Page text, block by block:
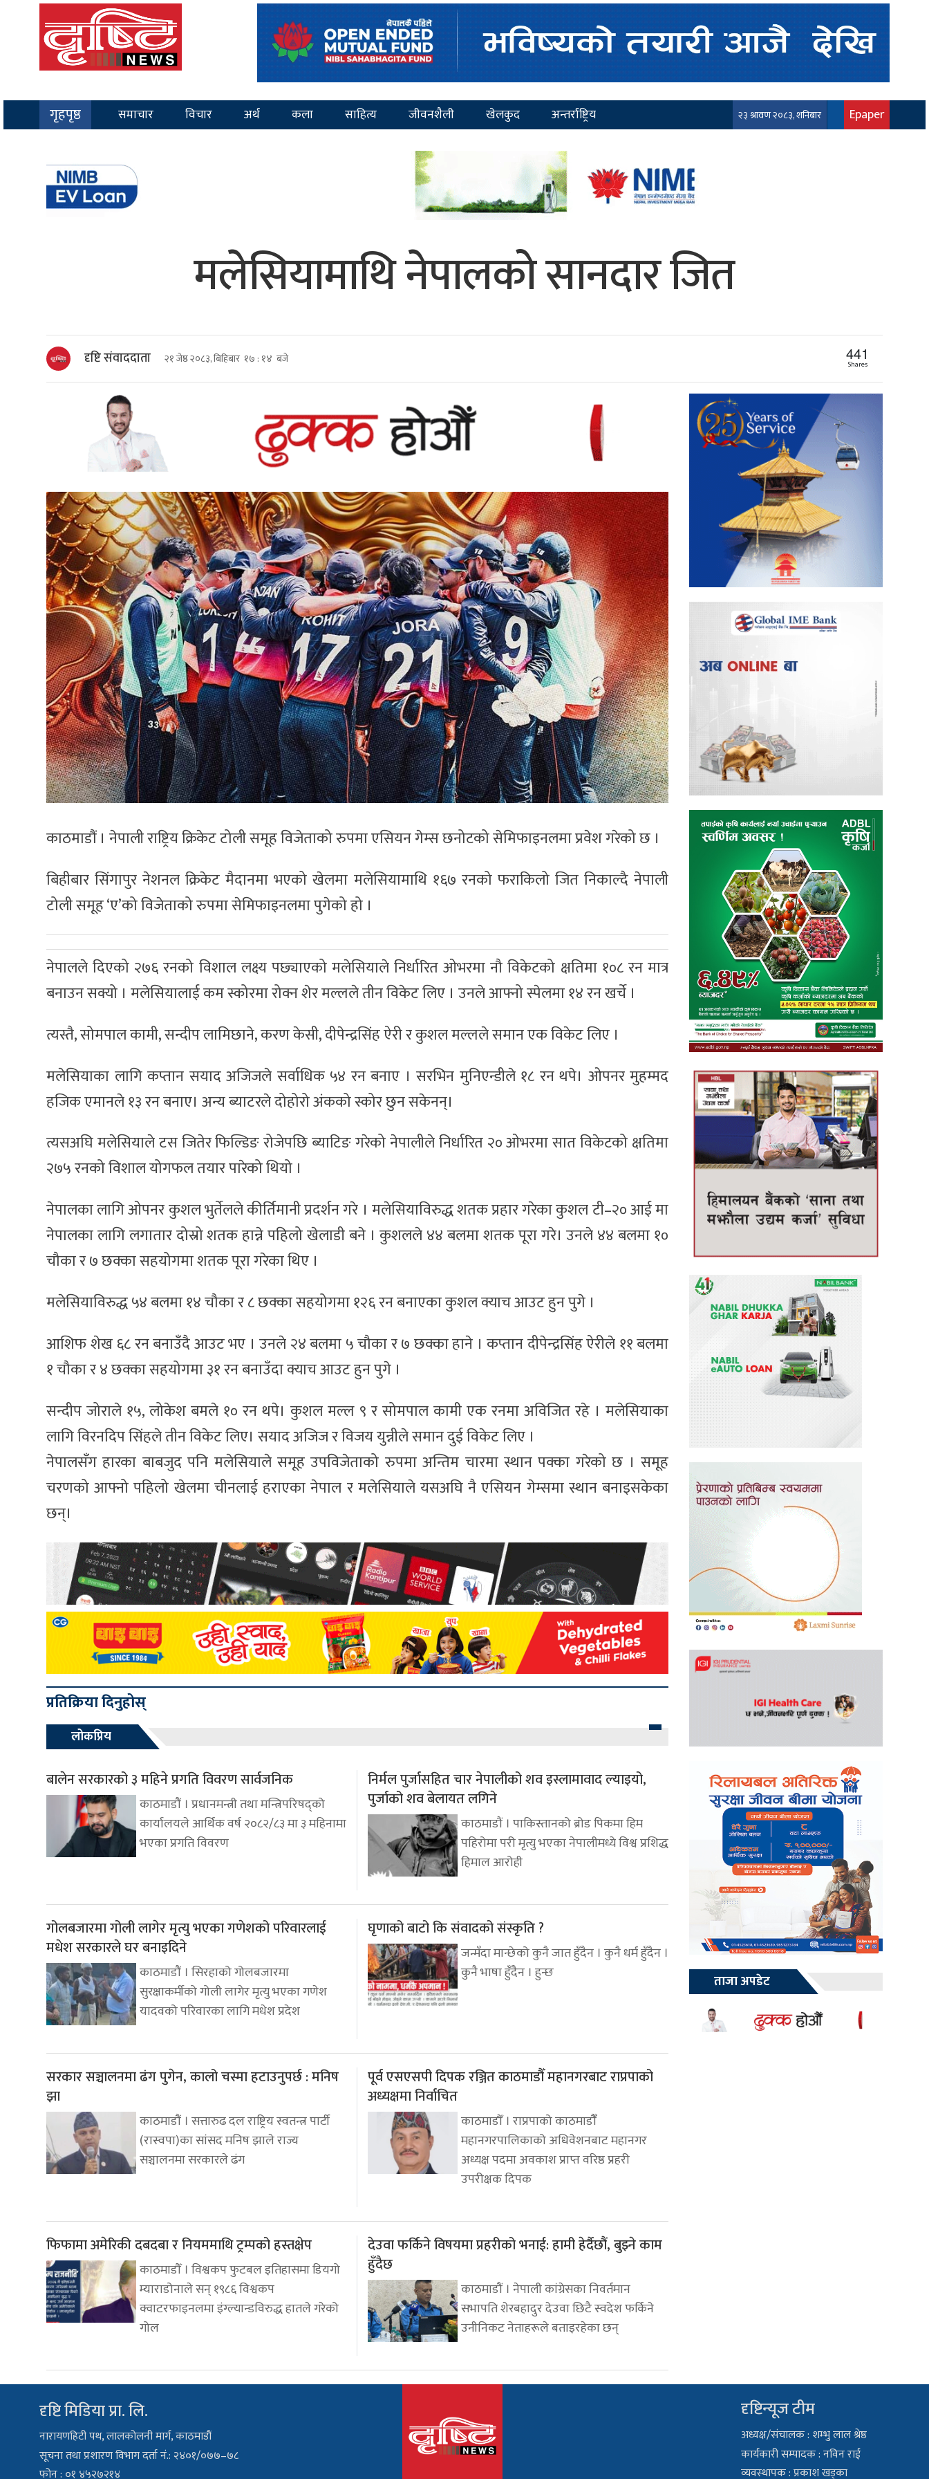
गृहपृष्ठ समाचार विचार अर्थ कला साहित्य जीवनशैली खेलकुद अन्तर्राष्ट्रिय २३ श्रावण २०८३, शनिबार Epaper
मलेसियामाथि नेपालको सानदार जित
दृष्टि संवाददाता २१ जेष्ठ २०८३, बिहिबार १७ : १४ बजे 441
Shares
काठमाडौं । नेपाली राष्ट्रिय क्रिकेट टोली समूह विजेताको रुपमा एसियन गेम्स छनोटको सेमिफाइनलमा प्रवेश गरेको छ ।
बिहीबार सिंगापुर नेशनल क्रिकेट मैदानमा भएको खेलमा मलेसियामाथि १६७ रनको फराकिलो जित निकाल्दै नेपाली
टोली समूह ‘ए’को विजेताको रुपमा सेमिफाइनलमा पुगेको हो ।
नेपालले दिएको २७६ रनको विशाल लक्ष्य पछ्याएको मलेसियाले निर्धारित ओभरमा नौ विकेटको क्षतिमा १०८ रन मात्र
बनाउन सक्यो । मलेसियालाई कम स्कोरमा रोक्न शेर मल्लले तीन विकेट लिए । उनले आफ्नो स्पेलमा १४ रन खर्चे ।
त्यस्तै, सोमपाल कामी, सन्दीप लामिछाने, करण केसी, दीपेन्द्रसिंह ऐरी र कुशल मल्लले समान एक विकेट लिए ।
मलेसियाका लागि कप्तान सयाद अजिजले सर्वाधिक ५४ रन बनाए । सरभिन मुनिएन्डीले १८ रन थपे। ओपनर मुहम्मद
हजिक एमानले १३ रन बनाए। अन्य ब्याटरले दोहोरो अंकको स्कोर छुन सकेनन्।
त्यसअघि मलेसियाले टस जितेर फिल्डिङ रोजेपछि ब्याटिङ गरेको नेपालीले निर्धारित २० ओभरमा सात विकेटको क्षतिमा
२७५ रनको विशाल योगफल तयार पारेको थियो ।
नेपालका लागि ओपनर कुशल भुर्तेलले कीर्तिमानी प्रदर्शन गरे । मलेसियाविरुद्ध शतक प्रहार गरेका कुशल टी–२० आई मा
नेपालका लागि लगातार दोस्रो शतक हान्ने पहिलो खेलाडी बने । कुशलले ४४ बलमा शतक पूरा गरे। उनले ४४ बलमा १०
चौका र ७ छक्का सहयोगमा शतक पूरा गरेका थिए ।
मलेसियाविरुद्ध ५४ बलमा १४ चौका र ८ छक्का सहयोगमा १२६ रन बनाएका कुशल क्याच आउट हुन पुगे ।
आशिफ शेख ६८ रन बनाउँदै आउट भए । उनले २४ बलमा ५ चौका र ७ छक्का हाने । कप्तान दीपेन्द्रसिंह ऐरीले ११ बलमा
१ चौका र ४ छक्का सहयोगमा ३१ रन बनाउँदा क्याच आउट हुन पुगे ।
सन्दीप जोराले १५, लोकेश बमले १० रन थपे। कुशल मल्ल ९ र सोमपाल कामी एक रनमा अविजित रहे । मलेसियाका
लागि विरनदिप सिंहले तीन विकेट लिए। सयाद अजिज र विजय युन्नीले समान दुई विकेट लिए ।
नेपालसँग हारका बाबजुद पनि मलेसियाले समूह उपविजेताको रुपमा अन्तिम चारमा स्थान पक्का गरेको छ । समूह
चरणको आफ्नो पहिलो खेलमा चीनलाई हराएका नेपाल र मलेसियाले यसअघि नै एसियन गेम्समा स्थान बनाइसकेका
छन्।
प्रतिक्रिया दिनुहोस्
लोकप्रिय
बालेन सरकारको ३ महिने प्रगति विवरण सार्वजनिक
काठमाडौं । प्रधानमन्त्री तथा मन्त्रिपरिषद्को
कार्यालयले आर्थिक वर्ष २०८२/८३ मा ३ महिनामा
भएका प्रगति विवरण
निर्मल पुर्जासहित चार नेपालीको शव इस्लामावाद ल्याइयो,
पुर्जाको शव बेलायत लगिने
काठमाडौं । पाकिस्तानको ब्रोड पिकमा हिम
पहिरोमा परी मृत्यु भएका नेपालीमध्ये विश्व प्रशिद्ध
हिमाल आरोही
गोलबजारमा गोली लागेर मृत्यु भएका गणेशको परिवारलाई
मधेश सरकारले घर बनाइदिने
काठमाडौं । सिरहाको गोलबजारमा
सुरक्षाकर्मीको गोली लागेर मृत्यु भएका गणेश
यादवको परिवारका लागि मधेश प्रदेश
घृणाको बाटो कि संवादको संस्कृति ?
जन्मँदा मान्छेको कुनै जात हुँदैन । कुनै धर्म हुँदैन ।
कुनै भाषा हुँदैन । हुन्छ
सरकार सञ्चालनमा ढंग पुगेन, कालो चस्मा हटाउनुपर्छ : मनिष
झा
काठमाडौं । सत्तारुढ दल राष्ट्रिय स्वतन्त्र पार्टी
(रास्वपा)का सांसद मनिष झाले राज्य
सञ्चालनमा सरकारले ढंग
पूर्व एसएसपी दिपक रञ्जित काठमाडौँ महानगरबाट राप्रपाको
अध्यक्षमा निर्वाचित
काठमाडौँ । राप्रपाको काठमाडौंँ
महानगरपालिकाको अधिवेशनबाट महानगर
अध्यक्ष पदमा अवकाश प्राप्त वरिष्ठ प्रहरी
उपरीक्षक दिपक
फिफामा अमेरिकी दबदबा र नियममाथि ट्रम्पको हस्तक्षेप
काठमाडौँ । विश्वकप फुटबल इतिहासमा डियगो
म्याराडोनाले सन् १९८६ विश्वकप
क्वाटरफाइनलमा इंग्ल्यान्डविरुद्ध हातले गरेको
गोल
देउवा फर्किने विषयमा प्रहरीको भनाई: हामी हेर्दैछौं, बुझ्ने काम
हुँदैछ
काठमाडौं । नेपाली कांग्रेसका निवर्तमान
सभापति शेरबहादुर देउवा छिटै स्वदेश फर्किने
उनीनिकट नेताहरूले बताइरहेका छन्
ताजा अपडेट
दृष्टि मिडिया प्रा. लि.
नारायणहिटी पथ, लालकोलनी मार्ग, काठमाडौं
सूचना तथा प्रशारण विभाग दर्ता नं.: २४०१/०७७–७८
फोन : ०१ ४५२७२१४
दृष्टिन्यूज टीम
अध्यक्ष/संचालक : शम्भु लाल श्रेष्ठ
कार्यकारी सम्पादक : नविन राई
व्यवस्थापक : प्रकाश खड्का